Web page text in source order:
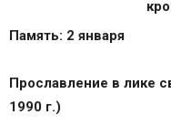
Память: 2 января
Прославление в лике
1990 г.)